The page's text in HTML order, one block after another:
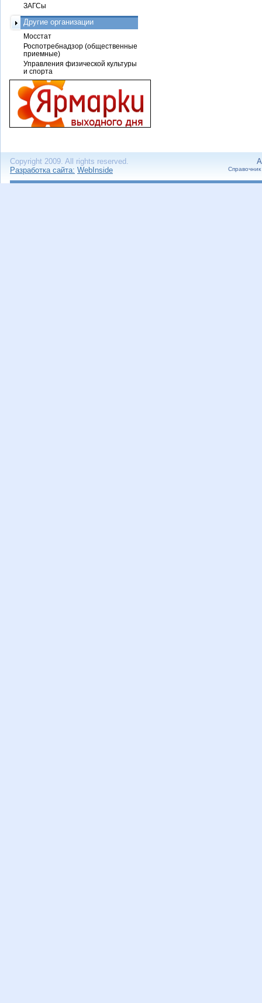
ЗАГСы
Другие организации
Мосстат
Роспотребнадзор (общественные
приемные)
Управления физической культуры
и спорта
Copyright 2009. All rights reserved.
Разработка сайта: WebInside